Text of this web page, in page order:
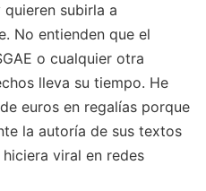
subirla a
No entienden que el
o cualquier otra
lleva su tiempo. He
euros en regalías porque
la autoría de sus textos
viral en redes